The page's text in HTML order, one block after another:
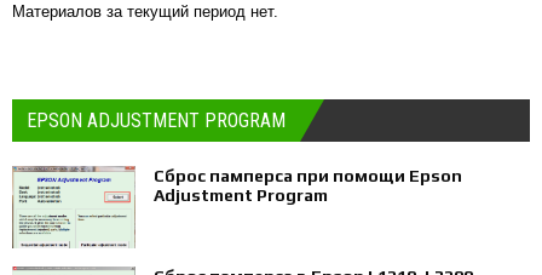
Материалов за текущий период нет.
EPSON ADJUSTMENT PROGRAM
Сброс памперса при помощи Epson
Adjustment Program